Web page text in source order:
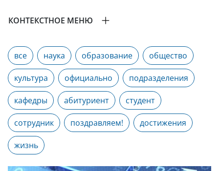
КОНТЕКСТНОЕ МЕНЮ
все наука образование общество
культура официально подразделения
кафедры абитуриент студент
сотрудник поздравляем! достижения
жизнь